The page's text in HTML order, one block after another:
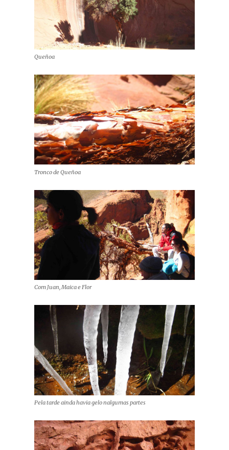
Queñoa
Tronco de Queñoa
Com Juan, Maica e Flor
Pela tarde ainda havia gelo nalgumas partes